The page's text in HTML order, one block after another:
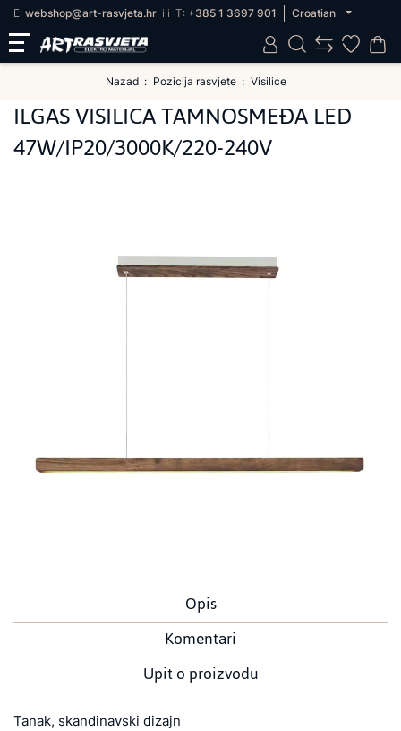
E: webshop@art-rasvjeta.hr ili T: +385 1 3697 901 Croatian
Nazad Pozicija rasvjete Visilice
ILGAS VISILICA TAMNOSMEĐA LED
47W/IP20/3000K/220-240V
Opis
Komentari
Upit o proizvodu
Tanak, skandinavski dizajn